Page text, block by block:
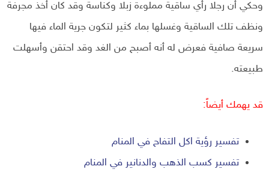
وحكي أن رجلا رأي ساقية مملوءة زبلا وكناسة وقد كان أخذ مجرفة
ونظف تلك الساقية وغسلها بماء كثير لتكون جرية الماء فيها
سريعة صافية فعرض له أنه أصبح من الغد وقد احتقن وأسهلت
طبيعته.
قد يهمك أيضاً:
تفسير رؤية اكل التفاح في المنام
تفسير كسب الذهب والدنانير في المنام